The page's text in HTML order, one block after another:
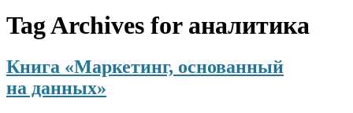
Tag Archives for аналитика
Книга «Маркетинг, основанный
на данных»